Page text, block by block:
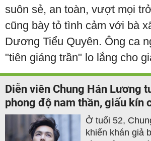
suôn sẻ, an toàn, vượt mọi
cũng bày tỏ tình cảm với bà
Dương Tiểu Quyên. Ông ca
"tiên giáng trần" lo lắng cho
Diễn viên Chung Hán Lương
phong độ nam thần, giấu kín
Ở tuổi 52,
khiến khán giả